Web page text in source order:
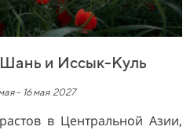
Шань и Иссык-Куль
- 16 мая 2027
в Центральной Азии,